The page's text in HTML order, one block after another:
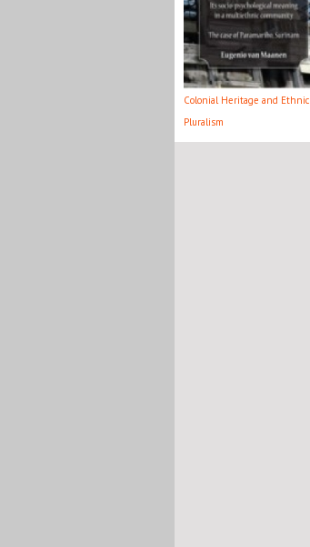
Colonial Heritage and Ethnic
Pluralism